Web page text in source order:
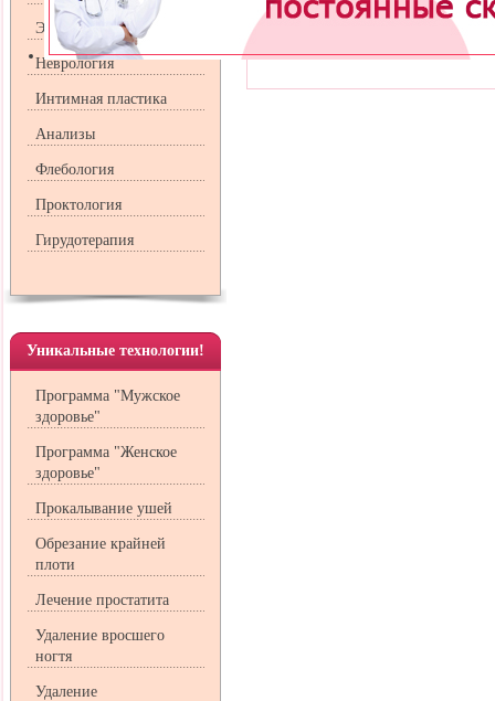
Эндокринология
Неврология
Интимная пластика
Анализы
Флебология
Проктология
Гирудотерапия
Уникальные технологии!
Программа "Мужское
здоровье"
Программа "Женское
здоровье"
Прокалывание ушей
Обрезание крайней
плоти
Лечение простатита
Удаление вросшего
ногтя
Удаление